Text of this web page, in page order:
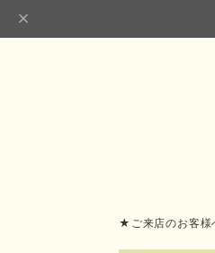
★ご来店のお客